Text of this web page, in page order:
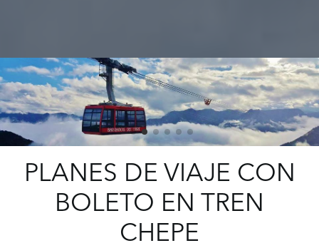
PLANES DE VIAJE CON
BOLETO EN TREN
CHEPE